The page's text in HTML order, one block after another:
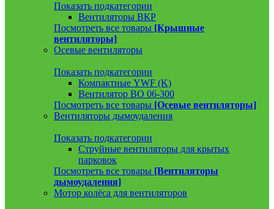
Показать подкатегории
Вентиляторы ВКР
Посмотреть все товары [Крышные
вентиляторы]
Осевые вентиляторы
Показать подкатегории
Компактные YWF (K)
Вентилятор ВО 06-300
Посмотреть все товары [Осевые вентиляторы]
Вентиляторы дымоудаления
Показать подкатегории
Струйные вентиляторы для крытых
парковок
Посмотреть все товары [Вентиляторы
дымоудаления]
Мотор колёса для вентиляторов